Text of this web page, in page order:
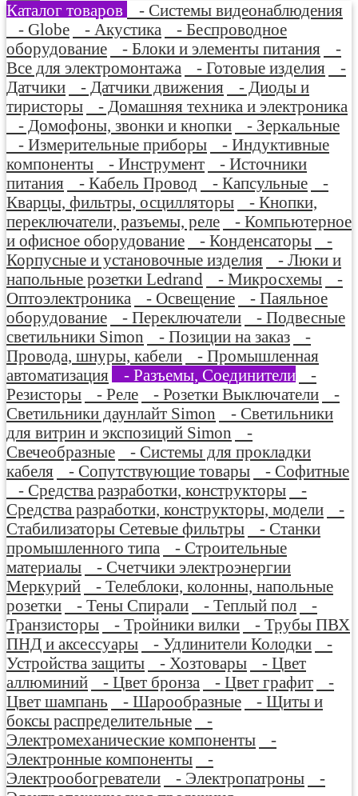
Каталог товаров
- Системы видеонаблюдения
- Globe
- Акустика
- Беспроводное
оборудование
- Блоки и элементы питания
-
Все для электромонтажа
- Готовые изделия
-
Датчики
- Датчики движения
- Диоды и
тиристоры
- Домашняя техника и электроника
- Домофоны, звонки и кнопки
- Зеркальные
- Измерительные приборы
- Индуктивные
компоненты
- Инструмент
- Источники
питания
- Кабель Провод - Капсульные
-
Кварцы, фильтры, осцилляторы
- Кнопки,
переключатели, разъемы, реле
- Компьютерное
и офисное оборудование
- Конденсаторы
-
Корпусные и установочные изделия
- Люки и
напольные розетки Ledrand
- Микросхемы
-
Оптоэлектроника
- Освещение
- Паяльное
оборудование
- Переключатели
- Подвесные
светильники Simon
- Позиции на заказ
-
Провода, шнуры, кабели
- Промышленная
автоматизация
- Разъемы, Соединители
-
Резисторы
- Реле - Розетки Выключатели
-
Светильники даунлайт Simon
- Светильники
для витрин и экспозиций Simon
-
Свечеобразные
- Системы для прокладки
кабеля
- Сопутствующие товары
- Софитные
- Средства разработки, конструкторы
-
Средства разработки, конструкторы, модели
-
Стабилизаторы Сетевые фильтры
- Станки
промышленного типа
- Строительные
материалы
- Счетчики электроэнергии
Меркурий
- Телеблоки, колонны, напольные
розетки
- Тены Спирали - Теплый пол
-
Транзисторы
- Тройники вилки
- Трубы ПВХ
ПНД и аксессуары
- Удлинители Колодки
-
Устройства защиты
- Хозтовары
- Цвет
аллюминий
- Цвет бронза - Цвет графит
-
Цвет шампань
- Шарообразные
- Щиты и
боксы распределительные
-
Электромеханические компоненты
-
Электронные компоненты
-
Электрообогреватели
- Электропатроны
-